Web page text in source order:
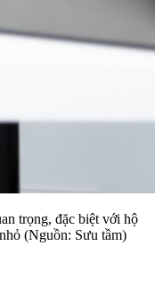
trọng, đặc biệt với hộ
(Nguồn: Sưu tầm)